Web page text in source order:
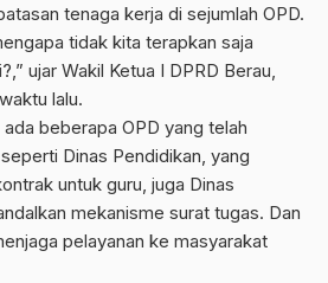
tenaga kerja di sejumlah OPD.
tidak kita terapkan saja
ujar Wakil Ketua I DPRD Berau,
lalu.
beberapa OPD yang telah
Dinas Pendidikan, yang
untuk guru, juga Dinas
mekanisme surat tugas. Dan
pelayanan ke masyarakat